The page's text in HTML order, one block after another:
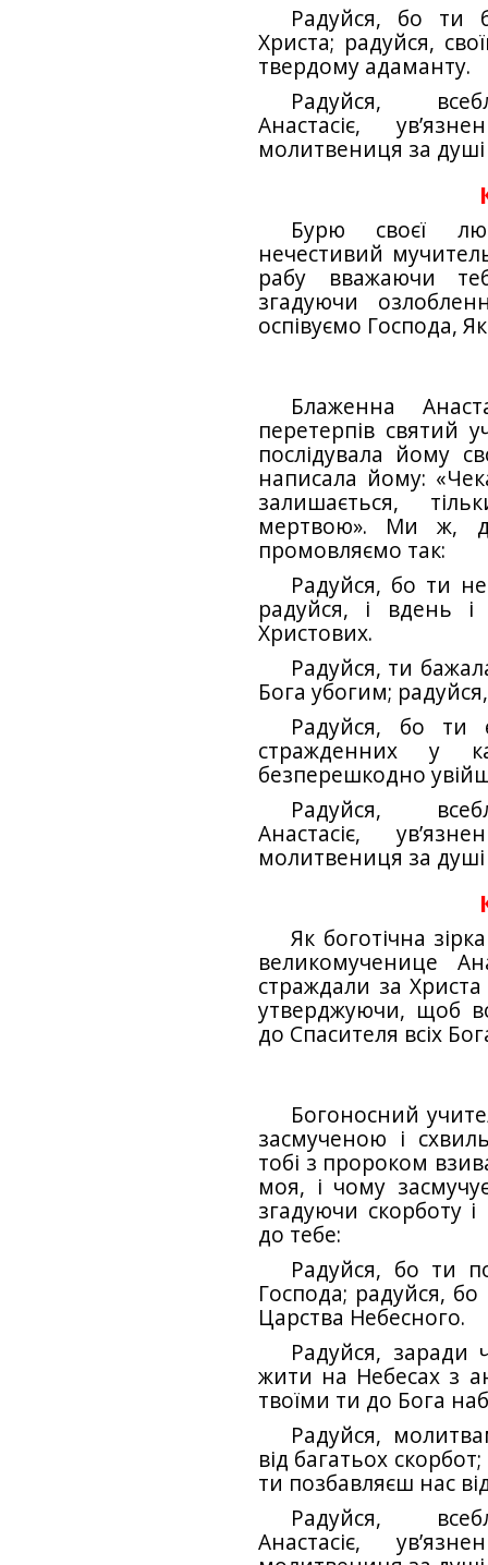
Радуйся, бо ти
Христа; радуйся,
твердому адаманту.
Радуйся,
Анастасіє,
молитвениця за
Бурю своєї
нечестивий
рабу вважаючи
згадуючи
оспівуємо Господа,
Блаженна
перетерпів святий
послідувала йому
написала йому:
залишається,
мертвою». Ми ж,
промовляємо так:
Радуйся, бо ти
радуйся, і вдень
Христових.
Радуйся, ти
Бога убогим;
Радуйся, бо ти
стражденних у
безперешкодно
Радуйся,
Анастасіє,
молитвениця за
Як боготічна
великомученице
страждали за Христа
утверджуючи, щоб
до Спасителя всіх
Богоносний
засмученою і
тобі з пророком
моя, і чому
згадуючи скорботу
до тебе:
Радуйся, бо ти
Господа; радуйся,
Царства Небесного.
Радуйся, заради
жити на Небесах з
твоїми ти до Бога
Радуйся,
від багатьох
ти позбавляєш нас
Радуйся,
Анастасіє,